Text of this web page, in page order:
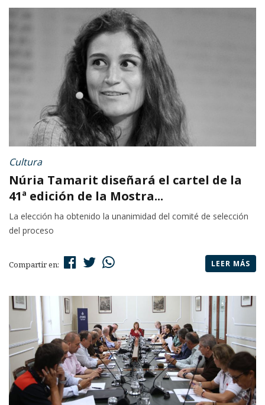
Cultura
Núria Tamarit diseñará el cartel de la
41ª edición de la Mostra...
La elección ha obtenido la unanimidad del comité de selección
del proceso
Compartir en: LEER MÁS